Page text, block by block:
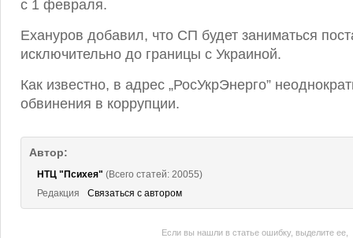
с 1 февраля.
Ехануров добавил, что СП будет заниматься
исключительно до границы с Украиной.
Как известно, в адрес „РосУкрЭнерго”
обвинения в коррупции.
Автор:
НТЦ "Психея" (Всего статей: 20055)
Редакция
Связаться с автором
Если вы нашли в статье ошибку, выделите ее,